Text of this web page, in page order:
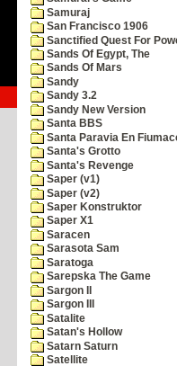
Samuraj
San Francisco 1906
Sanctified Quest For
Sands Of Egypt, The
Sands Of Mars
Sandy
Sandy 3.2
Sandy New Version
Santa BBS
Santa Paravia En
Santa's Grotto
Santa's Revenge
Saper (v1)
Saper (v2)
Saper Konstruktor
Saper X1
Saracen
Sarasota Sam
Saratoga
Sarepska The Game
Sargon II
Sargon III
Satalite
Satan's Hollow
Satarn Saturn
Satellite